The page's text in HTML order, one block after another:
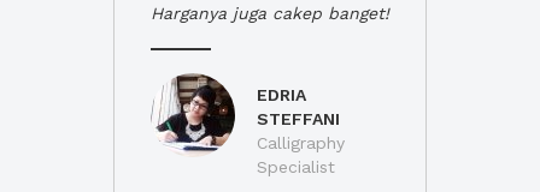
Harganya juga cakep banget!
EDRIA
STEFFANI
Calligraphy
Specialist